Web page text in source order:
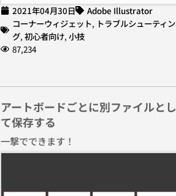
2021年04月30日
Adobe Illustrator
コーナーウィジェット, トラブルシューティン
グ, 初心者向け, 小技
87,234
アートボードごとに別ファイルとし
て保存する
一撃でできます！